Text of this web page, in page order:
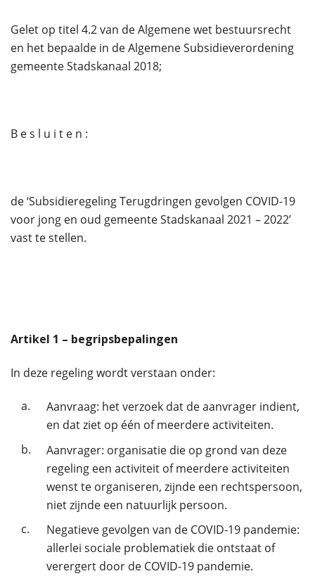
Gelet op titel 4.2 van de Algemene wet bestuursrecht
en het bepaalde in de Algemene Subsidieverordening
gemeente Stadskanaal 2018;
B e s l u i t e n :
de ‘Subsidieregeling Terugdringen gevolgen COVID-19
voor jong en oud gemeente Stadskanaal 2021 – 2022’
vast te stellen.
Artikel 1 – begripsbepalingen
In deze regeling wordt verstaan onder:
a.
Aanvraag: het verzoek dat de aanvrager indient,
en dat ziet op één of meerdere activiteiten.
b.
Aanvrager: organisatie die op grond van deze
regeling een activiteit of meerdere activiteiten
wenst te organiseren, zijnde een rechtspersoon,
niet zijnde een natuurlijk persoon.
c.
Negatieve gevolgen van de COVID-19 pandemie:
allerlei sociale problematiek die ontstaat of
verergert door de COVID-19 pandemie.